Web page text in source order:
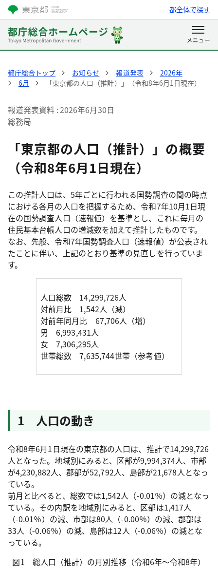
都全体で探す
都庁総合トップ お知らせ 報道発表
2026年
6月
「東京都の人口（推計）」（令和8年6月1日現在）
報道発表資料 2026年6月30日
総務局
「東京都の人口（推計）」の概要
（令和8年6月1日現在）
この推計人口は、5年ごとに行われる国勢調査の間の時点
における各月の人口を把握するため、令和7年10月1日現
在の国勢調査人口（速報値）を基準とし、これに毎月の
住民基本台帳人口の増減数を加えて推計したものです。
なお、先般、令和7年国勢調査人口（速報値）が公表され
たことに伴い、上記のとおり基準の見直しを行っていま
す。
人口総数 14,299,726人
対前月比 1,542人（減）
対前年同月比 67,706人（増）
男 6,993,431人
女 7,306,295人
世帯総数 7,635,744世帯（参考値）
1 人口の動き
令和8年6月1日現在の東京都の人口は、推計で14,299,726
人となった。地域別にみると、区部が9,994,374人、市部
が4,230,882人、郡部が52,792人、島部が21,678人となっ
ている。
前月と比べると、総数では1,542人（-0.01％）の減となっ
ている。その内訳を地域別にみると、区部は1,417人
（-0.01％）の減、市部は80人（-0.00％）の減、郡部は
33人（-0.06％）の減、島部は12人（-0.06％）の減とな
っている。
図1 総人口（推計）の月別推移（令和6年～令和8年）